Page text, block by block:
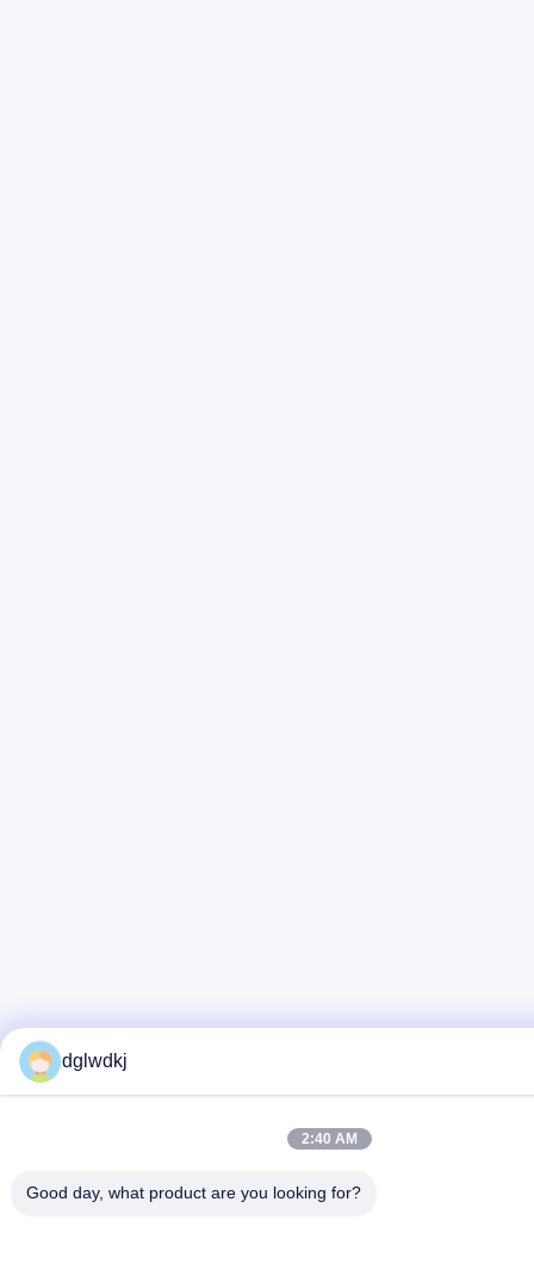
dglwdkj
2:40 AM
Good day, what product are you looking for?